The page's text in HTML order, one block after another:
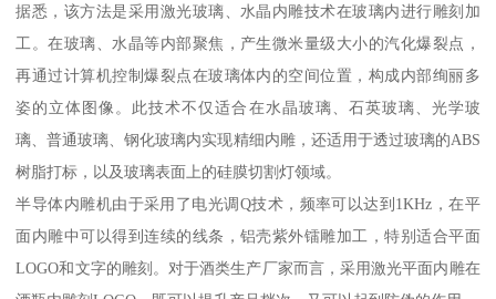
据悉，该方法是采用激光玻璃、水晶内雕技术在玻璃内进行雕刻加
工。在玻璃、水晶等内部聚焦，产生微米量级大小的汽化爆裂点，
再通过计算机控制爆裂点在玻璃体内的空间位置，构成内部绚丽多
姿的立体图像。此技术不仅适合在水晶玻璃、石英玻璃、光学玻
璃、普通玻璃、钢化玻璃内实现精细内雕，还适用于透过玻璃的ABS
树脂打标，以及玻璃表面上的硅膜切割灯领域。
半导体内雕机由于采用了电光调Q技术，频率可以达到1KHz，在平
面内雕中可以得到连续的线条，铝壳紫外镭雕加工，特别适合平面
LOGO和文字的雕刻。对于酒类生产厂家而言，采用激光平面内雕在